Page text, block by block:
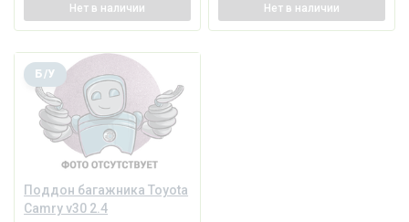
Нет в наличии Нет в наличии
Поддон багажника Toyota
Camry v30 2.4
Б/У